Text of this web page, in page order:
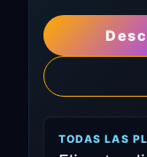
TODAS LAS